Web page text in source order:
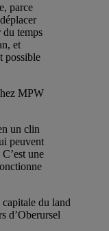
parce
du temps
et
possible
MPW
un clin
peuvent
une
du land
d’Oberursel